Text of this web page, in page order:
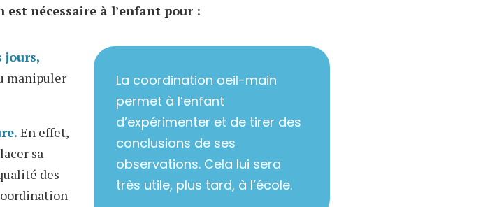
nécessaire à l’enfant pour :
La coordination oeil-main
permet à l’enfant
d’expérimenter et de tirer des
conclusions de ses
observations. Cela lui sera
très utile, plus tard, à l’école.
jours,
manipuler
En effet,
sa
des